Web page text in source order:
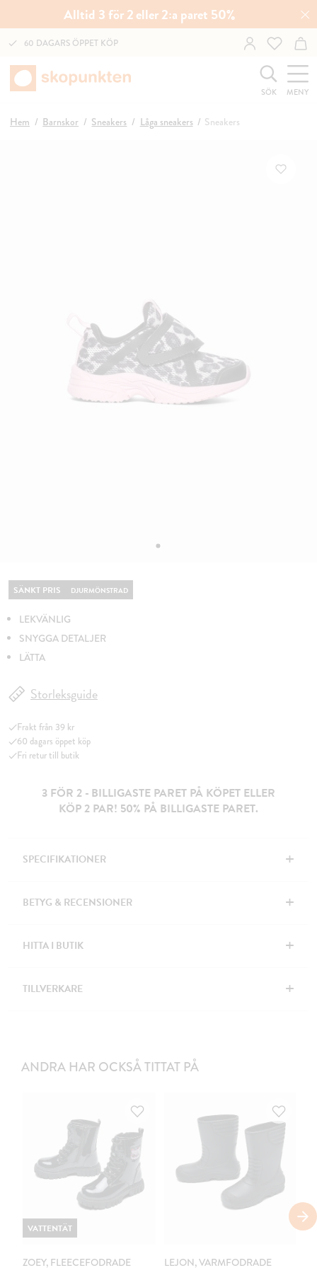
Alltid 3 för 2 eller 2:a paret 50%
60 DAGARS ÖPPET KÖP
SÖK MENY
Hem Barnskor Sneakers Låga sneakers Sneakers
SÄNKT PRIS DJURMÖNSTRAD
LEKVÄNLIG
SNYGGA DETALJER
LÄTTA
Storleksguide
Frakt från 39 kr
60 dagars öppet köp
Fri retur till butik
3 FÖR 2 - BILLIGASTE PARET PÅ KÖPET ELLER
KÖP 2 PAR! 50% PÅ BILLIGASTE PARET.
SPECIFIKATIONER +
BETYG & RECENSIONER +
HITTA I BUTIK +
TILLVERKARE +
ANDRA HAR OCKSÅ TITTAT PÅ
ZOEY, FLEECEFODRADE
VATTENTÄT
LEJON, VARMFODRADE